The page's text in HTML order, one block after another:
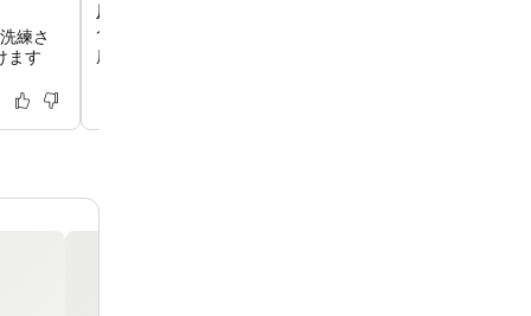
練さ
ます
屋上温水プールとジャグジー
16階にある屋内外の屋上プールエリアでリラックスでき
屋根、ホットタブ、サウナがあり、一年中くつろぎのひ